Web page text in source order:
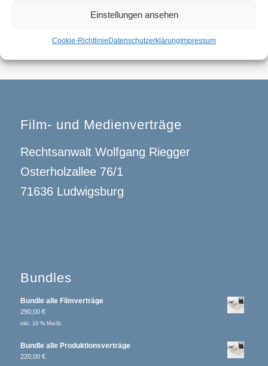
Einstellungen ansehen
Cookie-RichtlinieDatenschutzerklärungImpressum
inkl. 19 % MwSt.
Film- und Medienverträge
Rechtsanwalt Wolfgang Riegger
Osterholzallee 76/1
71636 Ludwigsburg
Bundles
Bundle alle Filmverträge
290,00 €
inkl. 19 % MwSt.
Bundle alle Produktionsverträge
220,00 €